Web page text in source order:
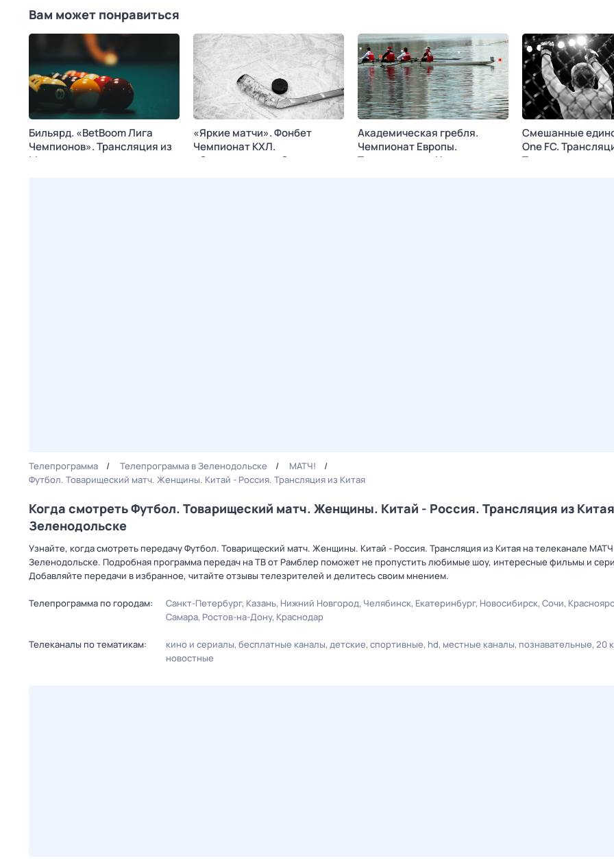
Вам может понравиться
Бильярд. «BetBoom Лига
Чемпионов». Трансляция из
Москвы
«Яркие матчи». Фонбет
Чемпионат КХЛ.
«Северсталь» - «Спартак»
Академическая гребля.
Чемпионат Европы.
Трансляция из Италии
Смешанные
One FC.
Таиланда
Телепрограмма Телепрограмма в Зеленодольске
МАТЧ!
Футбол. Товарищеский матч. Женщины. Китай - Россия. Трансляция из Китая
Когда смотреть Футбол. Товарищеский матч. Женщины. Китай - Россия. Трансляция из
Зеленодольске
Узнайте, когда смотреть передачу Футбол. Товарищеский матч. Женщины. Китай - Россия. Трансляция из Китая на телеканале
Зеленодольске. Подробная программа передач на ТВ от Рамблер поможет не пропустить любимые шоу, интересные фильмы и
Добавляйте передачи в избранное, читайте отзывы телезрителей и делитесь своим мнением.
Телепрограмма по городам: Санкт-Петербург Казань Нижний Новгород Челябинск Екатеринбург Новосибирск Сочи
Самара Ростов-на-Дону Краснодар
Телеканалы по тематикам: кино и сериалы бесплатные каналы детские спортивные hd местные каналы познавательные 20
новостные